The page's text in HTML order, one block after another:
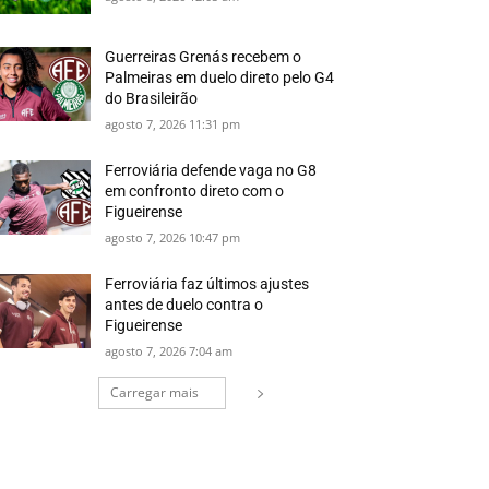
Guerreiras Grenás recebem o
Palmeiras em duelo direto pelo G4
do Brasileirão
agosto 7, 2026 11:31 pm
Ferroviária defende vaga no G8
em confronto direto com o
Figueirense
agosto 7, 2026 10:47 pm
Ferroviária faz últimos ajustes
antes de duelo contra o
Figueirense
agosto 7, 2026 7:04 am
Carregar mais